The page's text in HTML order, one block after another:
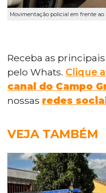
Movimentação policial em frente ao
Receba as
pelo Whats. Clique
canal do Campo
nossas redes
VEJA TAMBÉM